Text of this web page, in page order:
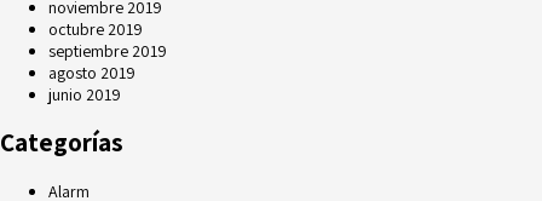
noviembre 2019
octubre 2019
septiembre 2019
agosto 2019
junio 2019
Categorías
Alarm